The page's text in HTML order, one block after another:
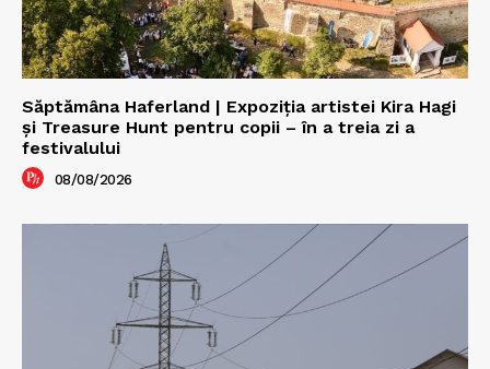
Săptămâna Haferland | Expoziţia artistei Kira Hagi
şi Treasure Hunt pentru copii – în a treia zi a
festivalului
08/08/2026